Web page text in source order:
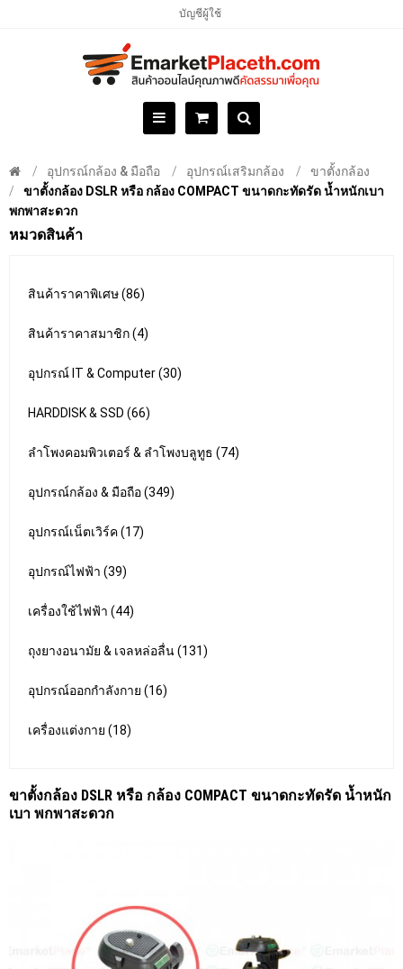
บัญชีผู้ใช้
อุปกรณ์กล้อง & มือถือ อุปกรณ์เสริมกล้อง
ขาตั้งกล้อง
ขาตั้งกล้อง DSLR หรือ กล้อง COMPACT ขนาดกะทัดรัด น้ำหนักเบา
พกพาสะดวก
หมวดสินค้า
สินค้าราคาพิเศษ (86)
สินค้าราคาสมาชิก (4)
อุปกรณ์ IT & Computer (30)
HARDDISK & SSD (66)
ลำโพงคอมพิวเตอร์ & ลำโพงบลูทูธ (74)
อุปกรณ์กล้อง & มือถือ (349)
อุปกรณ์เน็ตเวิร์ค (17)
อุปกรณ์ไฟฟ้า (39)
เครื่องใช้ไฟฟ้า (44)
ถุงยางอนามัย & เจลหล่อลื่น (131)
อุปกรณ์ออกกำลังกาย (16)
เครื่องแต่งกาย (18)
ขาตั้งกล้อง DSLR หรือ กล้อง COMPACT ขนาดกะทัดรัด น้ำหนัก
เบา พกพาสะดวก